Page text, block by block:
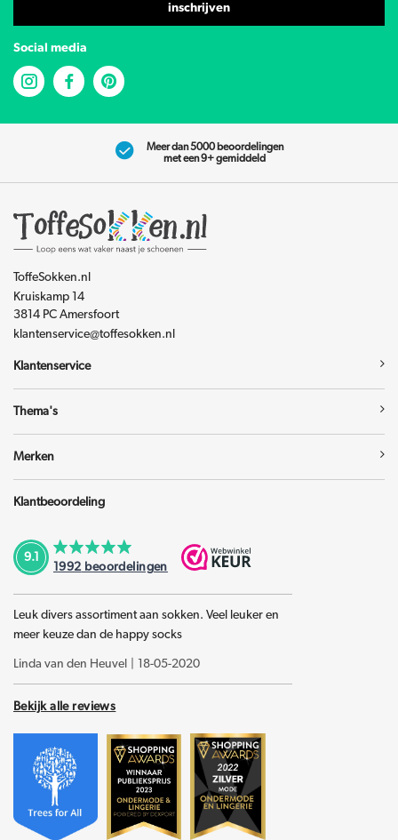
inschrijven
Social media
Meer dan 5000 beoordelingen
met een 9+ gemiddeld
ToffeSokken.nl
Kruiskamp 14
3814 PC Amersfoort
klantenservice@toffesokken.nl
Klantenservice
Thema's
Merken
Klantbeoordeling
9.1
1992 beoordelingen
Leuk divers assortiment aan sokken. Veel leuker en
meer keuze dan de happy socks
Linda van den Heuvel 18-05-2020
Bekijk alle reviews